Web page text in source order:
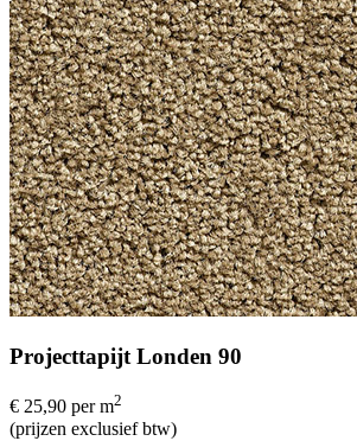
Projecttapijt Londen 90
€ 25,90 per m2
(prijzen exclusief btw)